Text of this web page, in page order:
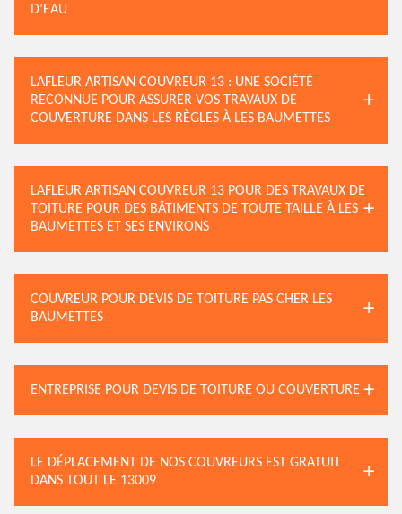
D’EAU
LAFLEUR ARTISAN COUVREUR 13 : UNE SOCIÉTÉ
RECONNUE POUR ASSURER VOS TRAVAUX DE
COUVERTURE DANS LES RÈGLES À LES BAUMETTES
LAFLEUR ARTISAN COUVREUR 13 POUR DES TRAVAUX DE
TOITURE POUR DES BÂTIMENTS DE TOUTE TAILLE À LES
BAUMETTES ET SES ENVIRONS
COUVREUR POUR DEVIS DE TOITURE PAS CHER LES
BAUMETTES
ENTREPRISE POUR DEVIS DE TOITURE OU COUVERTURE
LE DÉPLACEMENT DE NOS COUVREURS EST GRATUIT
DANS TOUT LE 13009